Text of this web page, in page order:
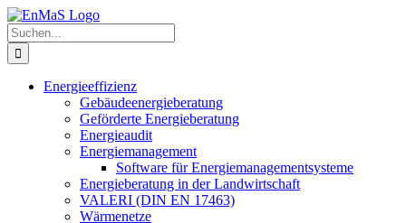
Zum
Inhalt
springen
Suche
nach:
Energieeffizienz
Gebäudeenergieberatung
Geförderte Energieberatung
Energieaudit
Energiemanagement
Software für Energiemanagementsysteme
Energieberatung in der Landwirtschaft
VALERI (DIN EN 17463)
Wärmenetze